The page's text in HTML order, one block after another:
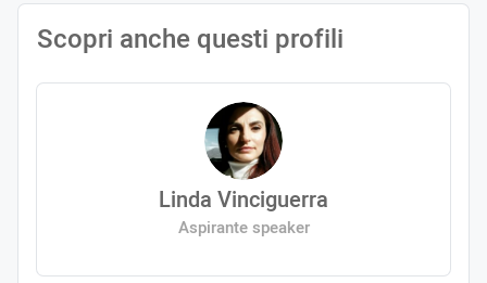
Scopri anche questi profili
Linda Vinciguerra
Aspirante speaker